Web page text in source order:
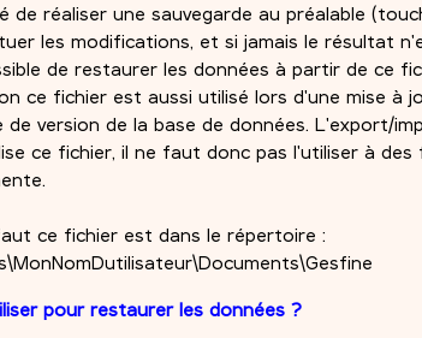
de réaliser une sauvegarde au préalable
les modifications, et si jamais le résultat
de restaurer les données à partir de ce
ce fichier est aussi utilisé lors d'une mise à
de version de la base de données. L'export/
ce fichier, il ne faut donc pas l'utiliser à des
ce fichier est dans le répertoire :
pour restaurer les données ?